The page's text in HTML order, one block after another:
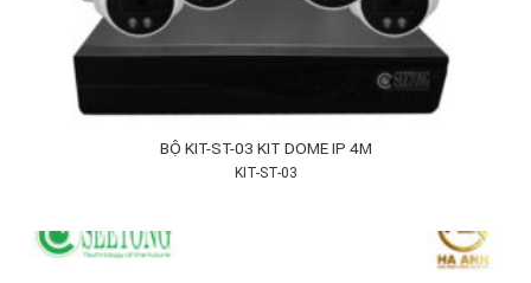
BỘ KIT-ST-03 KIT DOME IP 4M
KIT-ST-03